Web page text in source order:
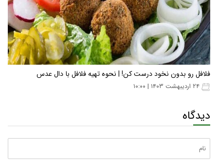
فلافل رو بدون نخود درست کن! | نحوه تهیه فلافل با دال عدس
دیدگاه